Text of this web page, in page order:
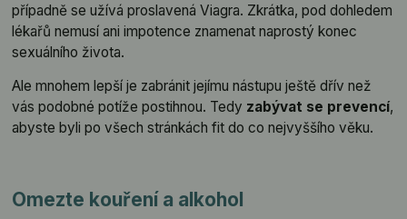
případně se užívá proslavená Viagra. Zkrátka, pod dohledem
lékařů nemusí ani impotence znamenat naprostý konec
sexuálního života.
Ale mnohem lepší je zabránit jejímu nástupu ještě dřív než
vás podobné potíže postihnou. Tedy zabývat se prevencí,
abyste byli po všech stránkách fit do co nejvyššího věku.
Omezte kouření a alkohol